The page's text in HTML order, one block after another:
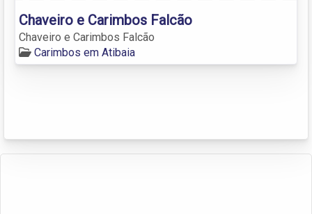
Chaveiro e Carimbos Falcão
Chaveiro e Carimbos Falcão
Carimbos em Atibaia